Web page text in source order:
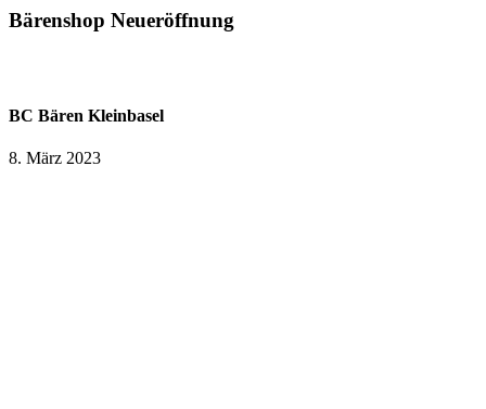
Bärenshop Neueröffnung
BC Bären Kleinbasel
8. März 2023